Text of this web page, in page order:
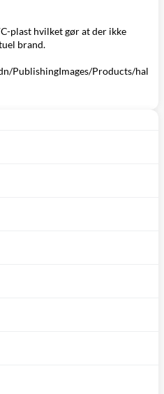
plast hvilket gør at der ikke
brand.
PublishingImages/Products/hal